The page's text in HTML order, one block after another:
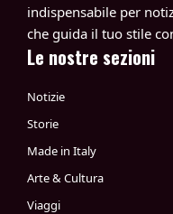
indispensabile per
che guida il tuo stile
Le nostre sezioni
Notizie
Storie
Made in Italy
Arte & Cultura
Viaggi